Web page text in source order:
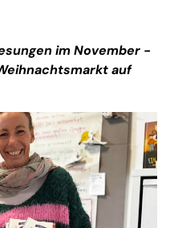
im November -
auf